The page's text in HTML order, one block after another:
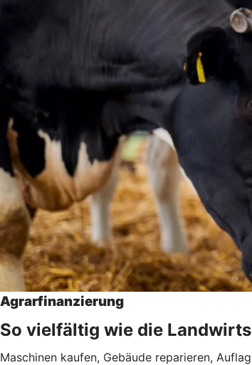
Agrarfinanzierung
So vielfältig wie die
Maschinen kaufen, Gebäude reparieren,